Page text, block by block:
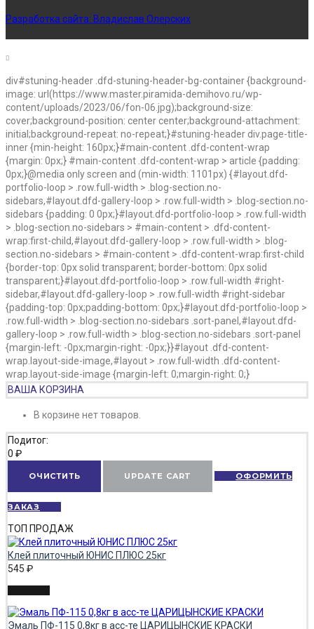
Разработка сайта: Владислав Олерских
div#stuning-header .dfd-stuning-header-bg-container {background-
image: url(https://www.master.piramida-demihovo.ru/wp-
content/uploads/2023/06/fon-06.jpg);background-size:
cover;background-position: center center;background-attachment:
initial;background-repeat: no-repeat;}#stuning-header div.page-title-
inner {min-height: 160px;}#main-content .dfd-content-wrap
{margin: 0px;} #main-content .dfd-content-wrap > article {padding:
0px;}@media only screen and (min-width: 1101px) {#layout.dfd-
portfolio-loop > .row.full-width > .blog-section.no-
sidebars,#layout.dfd-gallery-loop > .row.full-width > .blog-section.no-
sidebars {padding: 0 0px;}#layout.dfd-portfolio-loop > .row.full-width
> .blog-section.no-sidebars > #main-content > .dfd-content-
wrap:first-child,#layout.dfd-gallery-loop > .row.full-width > .blog-
section.no-sidebars > #main-content > .dfd-content-wrap:first-child
{border-top: 0px solid transparent; border-bottom: 0px solid
transparent;}#layout.dfd-portfolio-loop > .row.full-width #right-
sidebar,#layout.dfd-gallery-loop > .row.full-width #right-sidebar
{padding-top: 0px;padding-bottom: 0px;}#layout.dfd-portfolio-loop >
.row.full-width > .blog-section.no-sidebars .sort-panel,#layout.dfd-
gallery-loop > .row.full-width > .blog-section.no-sidebars .sort-panel
{margin-left: -0px;margin-right: -0px;}}#layout .dfd-content-
wrap.layout-side-image,#layout > .row.full-width .dfd-content-
wrap.layout-side-image {margin-left: 0;margin-right: 0;}
ВАША КОРЗИНА
В корзине нет товаров.
Подитог:
0 ₽
ОЧИСТИТЬ UPDATE CART ОФОРМИТЬ
ЗАКАЗ
ТОП ПРОДАЖ
Клей плиточный ЮНИС ПЛЮС 25кг
545 ₽
Эмаль ПФ-115 0,8кг в асс-те ЦАРИЦЫНСКИЕ КРАСКИ